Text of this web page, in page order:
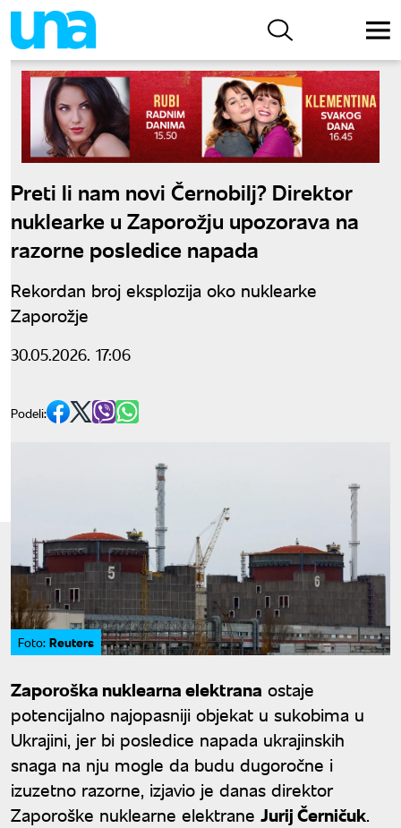
Preti li nam novi Černobilj? Direktor
nuklearke u Zaporožju upozorava na
razorne posledice napada
Rekordan broj eksplozija oko nuklearke
Zaporožje
30.05.2026. 17:06
Podeli:
Foto: Reuters
Zaporoška nuklearna elektrana ostaje
potencijalno najopasniji objekat u sukobima u
Ukrajini, jer bi posledice napada ukrajinskih
snaga na nju mogle da budu dugoročne i
izuzetno razorne, izjavio je danas direktor
Zaporoške nuklearne elektrane Jurij Černičuk.